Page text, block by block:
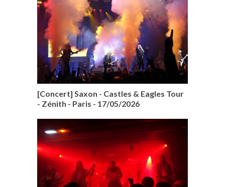
[Concert] Saxon - Castles & Eagles Tour
- Zénith - Paris - 17/05/2026